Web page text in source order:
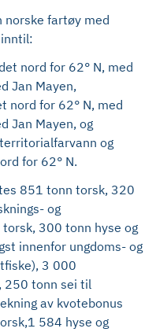
norske fartøy med
nord for 62° N, med
Jan Mayen,
nord for 62° N, med
Jan Mayen, og
og
for 62° N.
851 tonn torsk, 320
og
300 tonn hyse og
innenfor ungdoms- og
3 000
250 tonn sei til
av kvotebonus
584 hyse og